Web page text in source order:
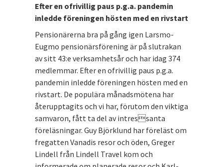
Efter en ofrivillig paus p.g.a. pandemin
inledde föreningen hösten med en rivstart
Pensionärerna bra på gång igen Larsmo-
Eugmo pensionärsförening är på slutrakan
av sitt 43:e verksamhetsår och har idag 374
medlemmar. Efter en ofrivillig paus p.g.a.
pandemin inledde föreningen hösten med en
rivstart. De populära månadsmötena har
återupptagits och vi har, förutom den viktiga
samvaron, fått ta del av intressanta
föreläsningar. Guy Björklund har föreläst om
fregatten Vanadis resor och öden, Greger
Lindell från Lindell Travel kom och